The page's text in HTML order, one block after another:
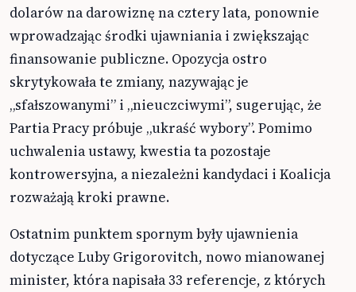
dolarów na darowiznę na cztery lata, ponownie
wprowadzając środki ujawniania i zwiększając
finansowanie publiczne. Opozycja ostro
skrytykowała te zmiany, nazywając je
„sfałszowanymi” i „nieuczciwymi”, sugerując, że
Partia Pracy próbuje „ukraść wybory”. Pomimo
uchwalenia ustawy, kwestia ta pozostaje
kontrowersyjna, a niezależni kandydaci i Koalicja
rozważają kroki prawne.
Ostatnim punktem spornym były ujawnienia
dotyczące Luby Grigorovitch, nowo mianowanej
minister, która napisała 33 referencje, z których